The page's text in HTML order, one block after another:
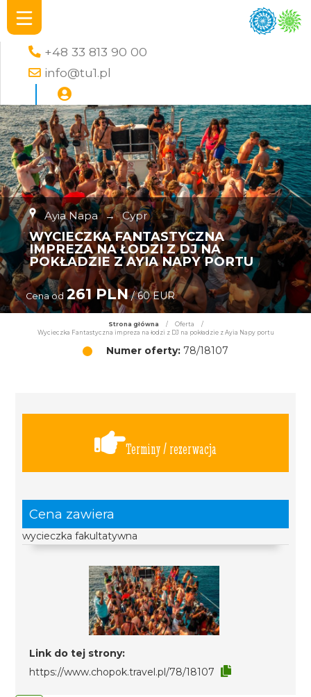
+48 33 813 90 00
info@tu1.pl
Ayia Napa → Cypr
WYCIECZKA FANTASTYCZNA
IMPREZA NA ŁODZI Z DJ NA
POKŁADZIE Z AYIA NAPY PORTU
Cena od 261 PLN/ 60 EUR
Strona główna / Oferta
/
Wycieczka Fantastyczna impreza na łodzi z DJ na pokładzie z Ayia Napy portu
Numer oferty: 78/18107
Terminy / rezerwacja
Cena zawiera
wycieczka fakultatywna
Link do tej strony:
https://www.chopok.travel.pl/78/18107